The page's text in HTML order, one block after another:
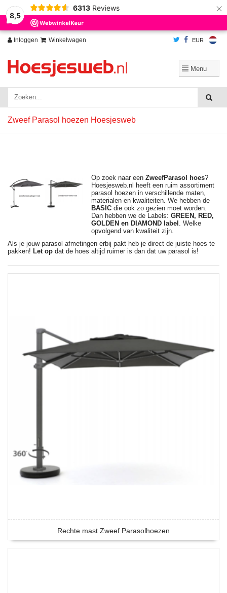
8,5
6313 Reviews ×
Inloggen Winkelwagen EUR
Zweef Parasol hoezen Hoesjesweb
Op zoek naar een ZweefParasol hoes?
Hoesjesweb.nl heeft een ruim assortiment
parasol hoezen in verschillende maten,
materialen en kwaliteiten. We hebben de
BASIC die ook zo gezien moet worden.
Dan hebben we de Labels: GREEN, RED,
GOLDEN en DIAMOND label . Welke
opvolgend van kwaliteit zijn.
Als je jouw parasol afmetingen erbij pakt heb je direct de juiste hoes te
pakken! Let op dat de hoes altijd ruimer is dan dat uw parasol is!
Rechte mast Zweef Parasolhoezen
Wij slaan cookies op om onze website te verbeteren. Is dat akkoord?
Ja
Nee